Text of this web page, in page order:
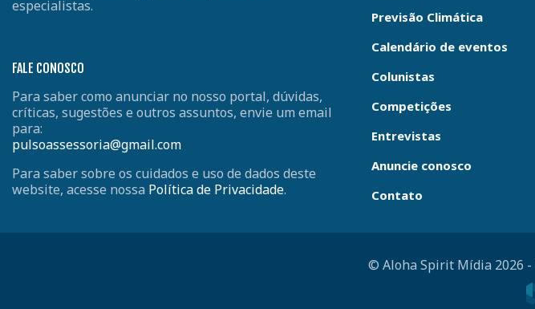
especialistas.
FALE CONOSCO
Para saber como anunciar no nosso portal, dúvidas,
críticas, sugestões e outros assuntos, envie um email
para:
pulsoassessoria@gmail.com
Para saber sobre os cuidados e uso de dados deste
website, acesse nossa Política de Privacidade.
Previsão Climática
Calendário de eventos
Colunistas
Competições
Entrevistas
Anuncie conosco
Contato
© Aloha Spirit Mídia 2026 -